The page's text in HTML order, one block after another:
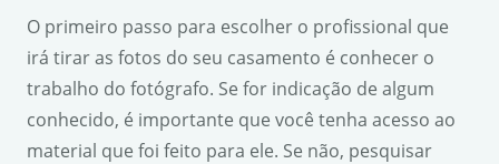
O primeiro passo para escolher o profissional que
irá tirar as fotos do seu casamento é conhecer o
trabalho do fotógrafo. Se for indicação de algum
conhecido, é importante que você tenha acesso ao
material que foi feito para ele. Se não, pesquisar